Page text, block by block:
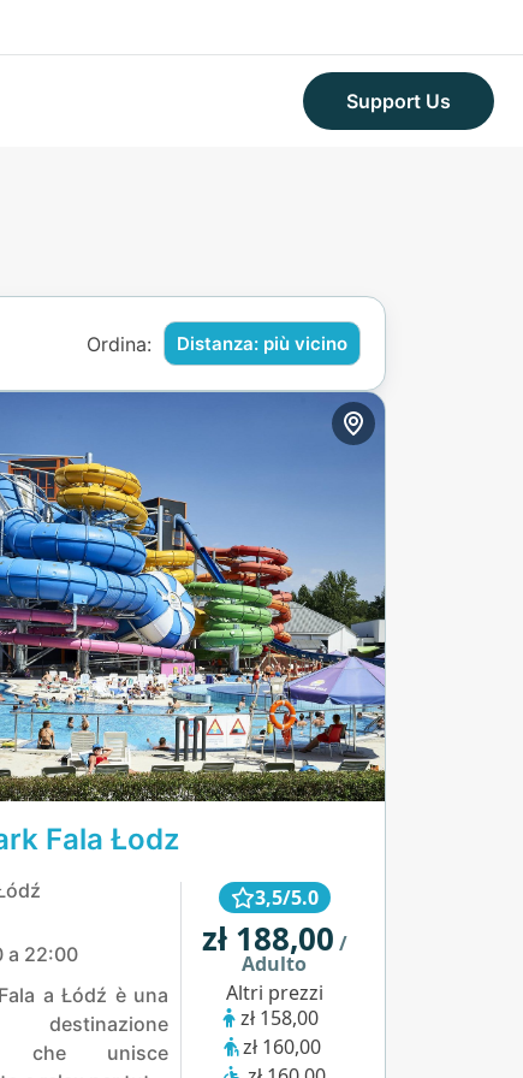
Support Us
Ordina: Distanza: più vicino
Fala Łodz
a 22:00
a Łódź è una
che unisce
3,5/5.0
zł 188,00 /
Adulto
Altri prezzi
zł 158,00
zł 160,00